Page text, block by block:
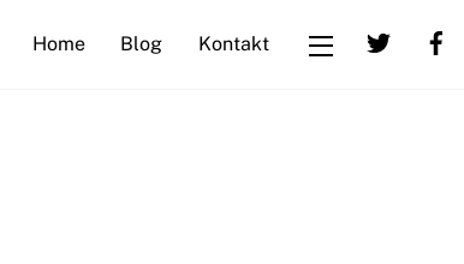
Twitter
Home Blog Kontakt Widgets